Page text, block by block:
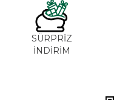
SÜRPRİZ
İNDİRİM